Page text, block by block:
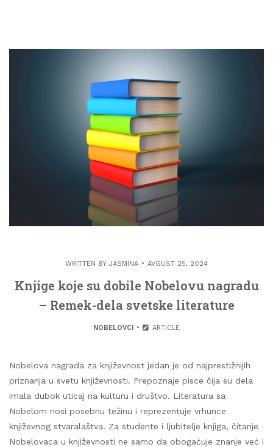
WRITTEN BY JASMINA AVGUST 25, 2024
Knjige koje su dobile Nobelovu nagradu
– Remek-dela svetske literature
NOBELOVCI ARTICLE
Nobelova nagrada za književnost jedan je od najprestižnijih
priznanja u svetu književnosti. Prepoznaje pisce čija su dela
imala dubok uticaj na kulturu i društvo. Literatura sa
Nobelom nosi posebnu težinu i reprezentuje vrhunce
književnog stvaralaštva. Za studente i ljubitelje knjiga, čitanje
Nobelovaca u književnosti ne samo da obogaćuje znanje već i